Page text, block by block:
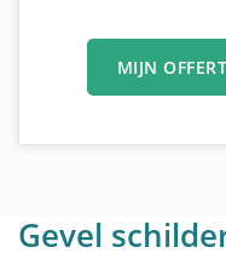
MIJN
Gevel